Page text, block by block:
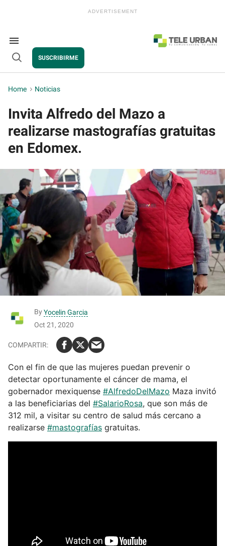
Search
&
Section
Navigation
Open
SUSCRIBIRME
Home > Noticias
Invita Alfredo del Mazo a
realizarse mastografías gratuitas
en Edomex.
By Yocelin Garcia
Oct 21, 2020
Con el fin de que las mujeres puedan prevenir o
detectar oportunamente el cáncer de mama, el
gobernador mexiquense #AlfredoDelMazo Maza invitó
a las beneficiarias del #SalarioRosa, que son más de
312 mil, a visitar su centro de salud más cercano a
realizarse #mastografías gratuitas.